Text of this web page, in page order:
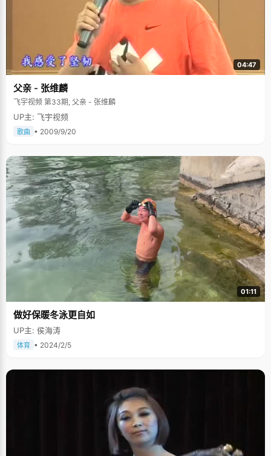
04:47
父亲 - 张维麟
飞宇视频 第33期, 父亲 - 张维麟
UP主: 飞宇视频
歌曲 • 2009/9/20
01:11
做好保暖冬泳更自如
UP主: 侯海涛
体育 • 2024/2/5